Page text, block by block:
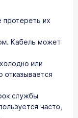
протереть их
Кабель может
или
службы
часто,